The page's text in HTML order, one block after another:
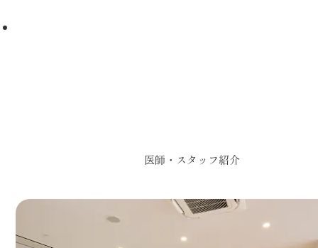
医師・スタッフ紹介